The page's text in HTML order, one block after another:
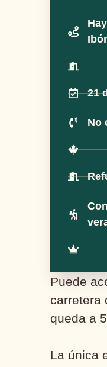
21
No
Puede
carretera
queda a
La única